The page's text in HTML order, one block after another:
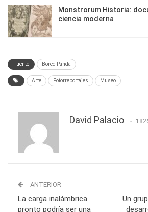
Monstrorum Historia:
ciencia moderna
Fuente Bored Panda
Arte Fotorreportajes Museo
David Palacio
ANTERIOR
La carga inalámbrica
pronto podría ser una
Un